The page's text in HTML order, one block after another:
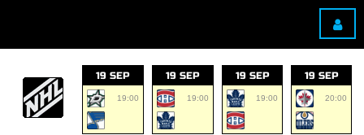
19 SEP
19:00
19 SEP
19:00
19 SEP
19:00
19 SEP
20:00